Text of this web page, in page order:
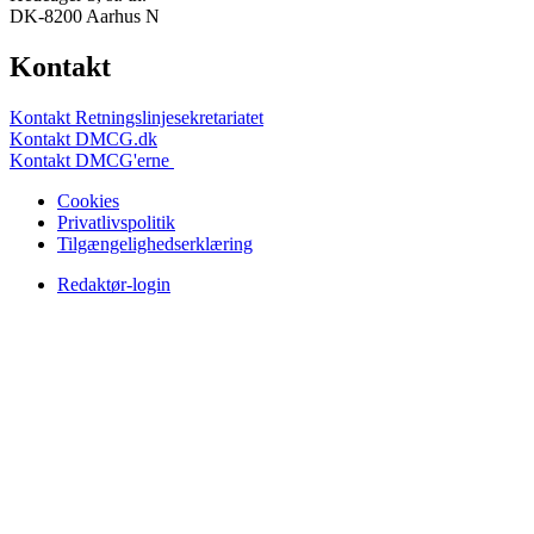
DK-8200 Aarhus N
Kontakt
Kontakt Retningslinjesekretariatet
Kontakt DMCG.dk
Kontakt DMCG'erne
Cookies
Privatlivspolitik
Tilgængelighedserklæring
Redaktør-login